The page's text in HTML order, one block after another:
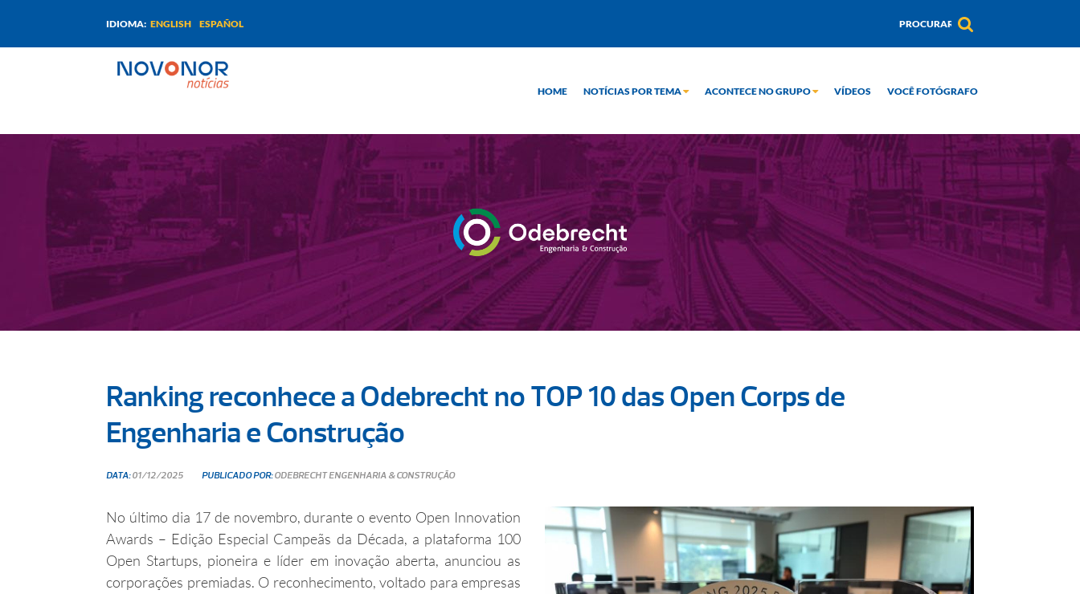
IDIOMA: ENGLISH ESPAÑOL
HOME NOTÍCIAS POR TEMA ACONTECE NO GRUPO VÍDEOS VOCÊ FOTÓGRAFO
Ranking reconhece a Odebrecht no TOP 10 das Open Corps de
Engenharia e Construção
DATA:01/12/2025 PUBLICADO POR:ODEBRECHT ENGENHARIA & CONSTRUÇÃO
No último dia 17 de novembro, durante o evento Open Innovation
Awards – Edição Especial Campeãs da Década, a plataforma 100
Open Startups, pioneira e líder em inovação aberta, anunciou as
corporações premiadas. O reconhecimento, voltado para empresas